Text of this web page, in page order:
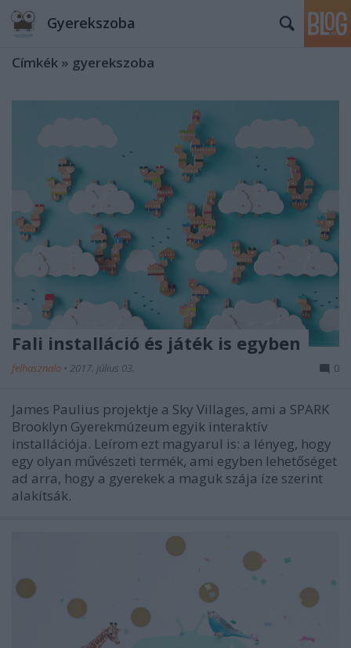
Gyerekszoba
Címkék » gyerekszoba
Fali installáció és játék is egyben
felhasznalo • 2017. július 03. 0
James Paulius projektje a Sky Villages, ami a SPARK
Brooklyn Gyerekmúzeum egyik interaktív
installációja. Leírom ezt magyarul is: a lényeg, hogy
egy olyan művészeti termék, ami egyben lehetőséget
ad arra, hogy a gyerekek a maguk szája íze szerint
alakítsák.